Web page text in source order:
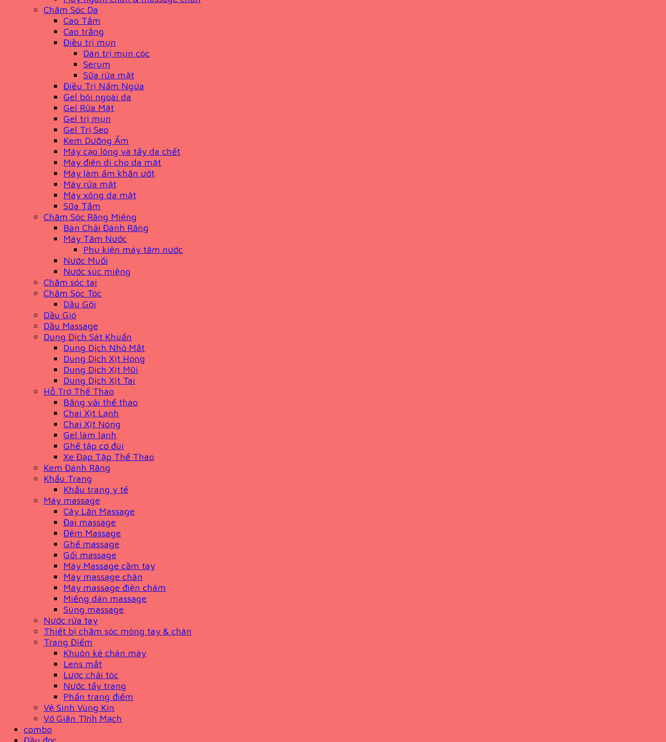
Chăm Sóc Da
Cao Tắm
Cao trắng
Điều trị mụn
Dán trị mụn cóc
Serum
Sữa rửa mặt
Điều Trị Nấm Ngứa
Gel bôi ngoài da
Gel Rửa Mặt
Gel trị mụn
Gel Trị Sẹo
Kem Dưỡng Ẩm
Máy cạo lông và tẩy da chết
Máy điện di cho da mặt
Máy làm ấm khăn ướt
Máy rửa mặt
Máy xông da mặt
Sữa Tắm
Chăm Sóc Răng Miệng
Bàn Chải Đánh Răng
Máy Tăm Nước
Phụ kiện máy tăm nước
Nước Muối
Nước súc miệng
Chăm sóc tai
Chăm Sóc Tóc
Dầu Gội
Dầu Gió
Dầu Massage
Dung Dịch Sát Khuẩn
Dung Dịch Nhỏ Mắt
Dung Dịch Xịt Họng
Dung Dịch Xịt Mũi
Dung Dịch Xịt Tai
Hỗ Trợ Thể Thao
Băng vải thể thao
Chai Xịt Lạnh
Chai Xịt Nóng
Gel làm lạnh
Ghế tập cơ đùi
Xe Đạp Tập Thể Thao
Kem Đánh Răng
Khẩu Trang
Khẩu trang y tế
Máy massage
Cây Lăn Massage
Đai massage
Đệm Massage
Ghế massage
Gối massage
Máy Massage cầm tay
Máy massage chân
Máy massage điện châm
Miếng dán massage
Súng massage
Nước rửa tay
Thiết bị chăm sóc móng tay & chân
Trang Điểm
Khuôn kẻ chân mày
Lens mắt
Lược chải tóc
Nước tẩy trang
Phấn trang điểm
Vệ Sinh Vùng Kín
Vớ Giãn Tĩnh Mạch
combo